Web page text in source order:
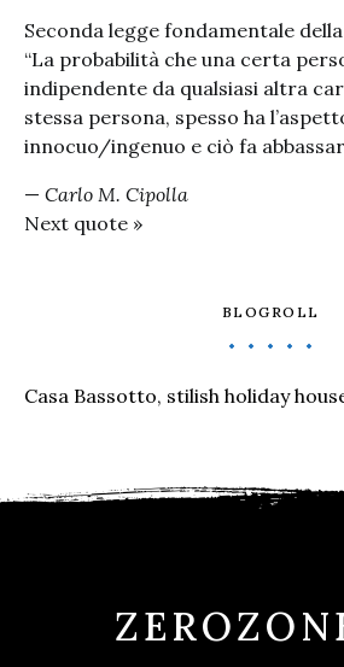
Seconda legge fondamentale
“La probabilità che una certa
indipendente da qualsiasi altra
stessa persona, spesso ha
innocuo/ingenuo e ciò fa
— Carlo M. Cipolla
Next quote »
BLOGROLL
Casa Bassotto, stilish holiday